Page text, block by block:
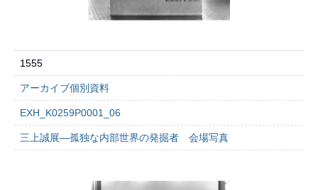
1555
アーカイブ個別資料
EXH_K0259P0001_06
三上誠展―孤独な内部世界の発掘者 会場写真